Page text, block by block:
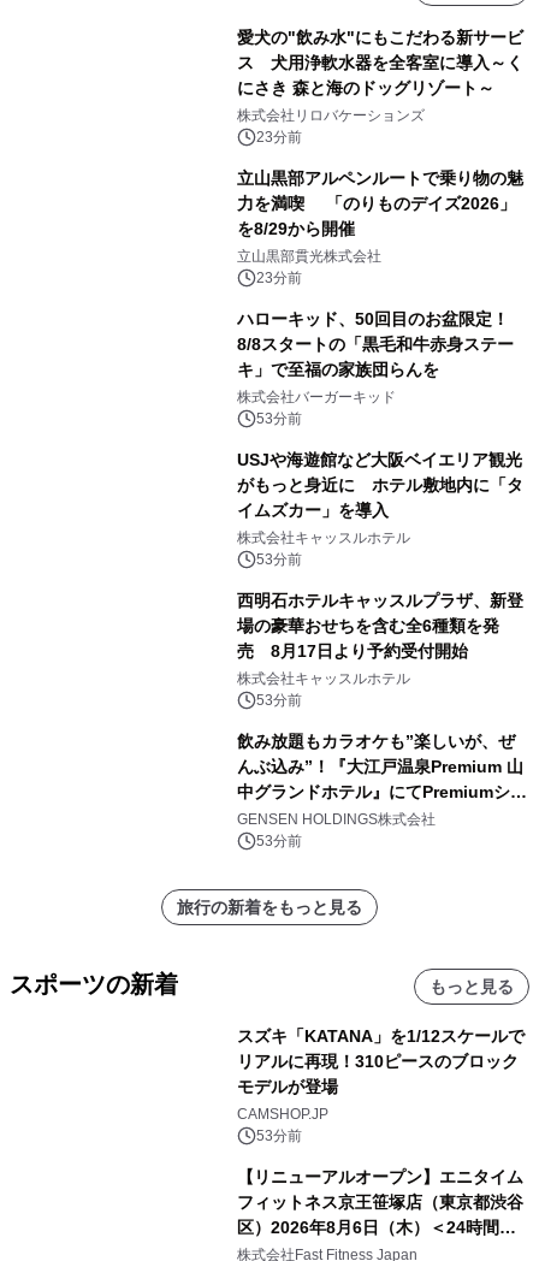
愛犬の"飲み水"にもこだわる新サービ
ス 犬用浄軟水器を全客室に導入～く
にさき 森と海のドッグリゾート～
株式会社リロバケーションズ
23分前
立山黒部アルペンルートで乗り物の魅
力を満喫 「のりものデイズ2026」
を8/29から開催
立山黒部貫光株式会社
23分前
ハローキッド、50回目のお盆限定！
8/8スタートの「黒毛和牛赤身ステー
キ」で至福の家族団らんを
株式会社バーガーキッド
53分前
USJや海遊館など大阪ベイエリア観光
がもっと身近に ホテル敷地内に「タ
イムズカー」を導入
株式会社キャッスルホテル
53分前
西明石ホテルキャッスルプラザ、新登
場の豪華おせちを含む全6種類を発
売 8月17日より予約受付開始
株式会社キャッスルホテル
53分前
飲み放題もカラオケも”楽しいが、ぜ
んぶ込み”！『大江戸温泉Premium 山
中グランドホテル』にてPremiumシリ
ーズ初のオールインクルーシブ導入
GENSEN HOLDINGS株式会社
53分前
旅行の新着をもっと見る
スポーツの新着 もっと見る
スズキ「KATANA」を1/12スケールで
リアルに再現！310ピースのブロック
モデルが登場
CAMSHOP.JP
53分前
【リニューアルオープン】エニタイム
フィットネス京王笹塚店（東京都渋谷
区）2026年8月6日（木）＜24時間年
中無休のフィットネスジム＞
株式会社Fast Fitness Japan